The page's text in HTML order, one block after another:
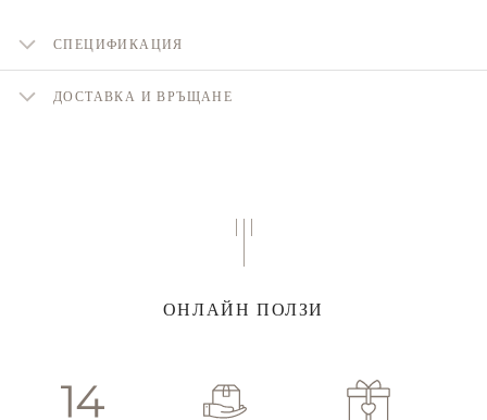
СПЕЦИФИКАЦИЯ
ДОСТАВКА И ВРЪЩАНЕ
ОНЛАЙН ПОЛЗИ